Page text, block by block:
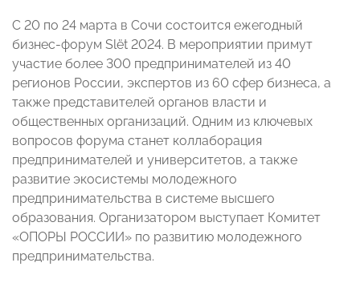
С 20 по 24 марта в Сочи состоится ежегодный
бизнес-форум Slёt 2024. В мероприятии примут
участие более 300 предпринимателей из 40
регионов России, экспертов из 60 сфер бизнеса, а
также представителей органов власти и
общественных организаций. Одним из ключевых
вопросов форума станет коллаборация
предпринимателей и университетов, а также
развитие экосистемы молодежного
предпринимательства в системе высшего
образования. Организатором выступает Комитет
«ОПОРЫ РОССИИ» по развитию молодежного
предпринимательства.